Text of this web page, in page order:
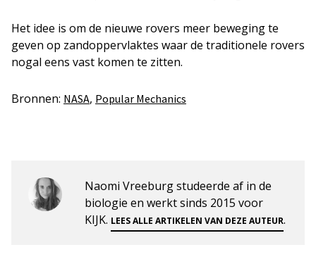
Het idee is om de nieuwe rovers meer beweging te
geven op zandoppervlaktes waar de traditionele rovers
nogal eens vast komen te zitten.
Bronnen: NASA, Popular Mechanics
Naomi Vreeburg studeerde af in de
biologie en werkt sinds 2015 voor
KIJK. LEES ALLE ARTIKELEN VAN DEZE AUTEUR.